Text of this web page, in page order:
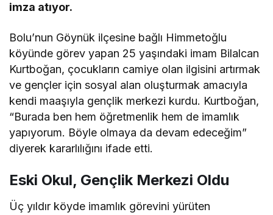
imza atıyor.
Bolu’nun Göynük ilçesine bağlı Himmetoğlu
köyünde görev yapan 25 yaşındaki imam Bilalcan
Kurtboğan, çocukların camiye olan ilgisini artırmak
ve gençler için sosyal alan oluşturmak amacıyla
kendi maaşıyla gençlik merkezi kurdu. Kurtboğan,
“Burada ben hem öğretmenlik hem de imamlık
yapıyorum. Böyle olmaya da devam edeceğim”
diyerek kararlılığını ifade etti.
Eski Okul, Gençlik Merkezi Oldu
Üç yıldır köyde imamlık görevini yürüten